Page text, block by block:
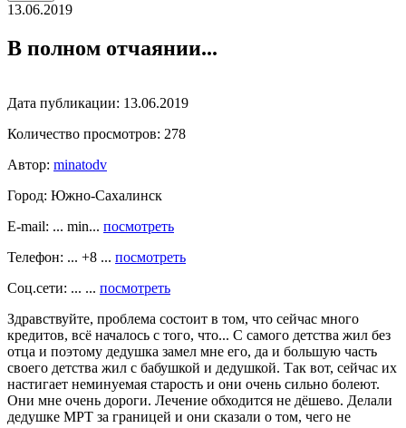
13.06.2019
В полном отчаянии...
Дата публикации: 13.06.2019
Количество просмотров: 278
Автор: minatodv
Город: Южно-Сахалинск
E-mail: ... min... посмотреть
Телефон: ... +8 ... посмотреть
Соц.сети: ... ... посмотреть
Здравствуйте, проблема состоит в том, что сейчас много
кредитов, всё началось с того, что... С самого детства жил без
отца и поэтому дедушка замел мне его, да и большую часть
своего детства жил с бабушкой и дедушкой. Так вот, сейчас их
настигает неминуемая старость и они очень сильно болеют.
Они мне очень дороги. Лечение обходится не дёшево. Делали
дедушке МРТ за границей и они сказали о том, чего не